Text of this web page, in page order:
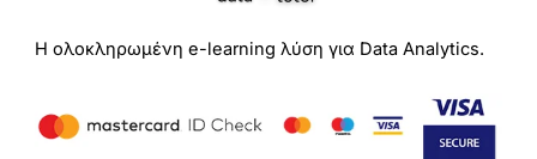
Η ολοκληρωμένη e-learning λύση για Data Analytics.